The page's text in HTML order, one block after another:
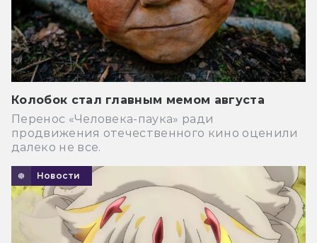
Колобок стал главным мемом августа
Перенос «Человека-паука» ради
продвижения отечественного кино оценили
далеко не все.
Новости